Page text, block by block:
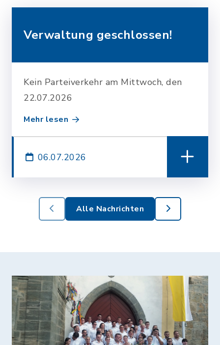
Verwaltung geschlossen!
Kein Parteiverkehr am Mittwoch, den
22.07.2026
Mehr lesen
06.07.2026
Alle Nachrichten